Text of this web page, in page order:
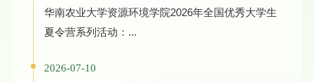
华南农业大学资源环境学院2026年全国优秀大学生
夏令营系列活动：...
2026-07-10